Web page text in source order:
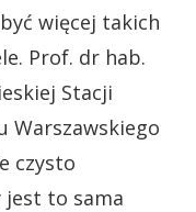
więcej takich
Prof. dr hab.
Stacji
Warszawskiego
czysto
jest to sama